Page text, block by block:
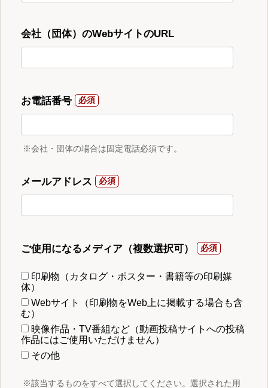
会社（団体）のWebサイトのURL
お電話番号
※会社・団体の場合は固定電話必須です。
メールアドレス
ご使用になるメディア（複数選択可）
印刷物（カタログ・ポスター・書籍等の印刷媒
体）
Webサイト（印刷物をWeb上に掲載する場合も含
む）
映像作品・TV番組など（動画投稿サイトへの投稿
作品にはご使用いただけません）
その他
※該当するものをすべて選択してください。選択された用